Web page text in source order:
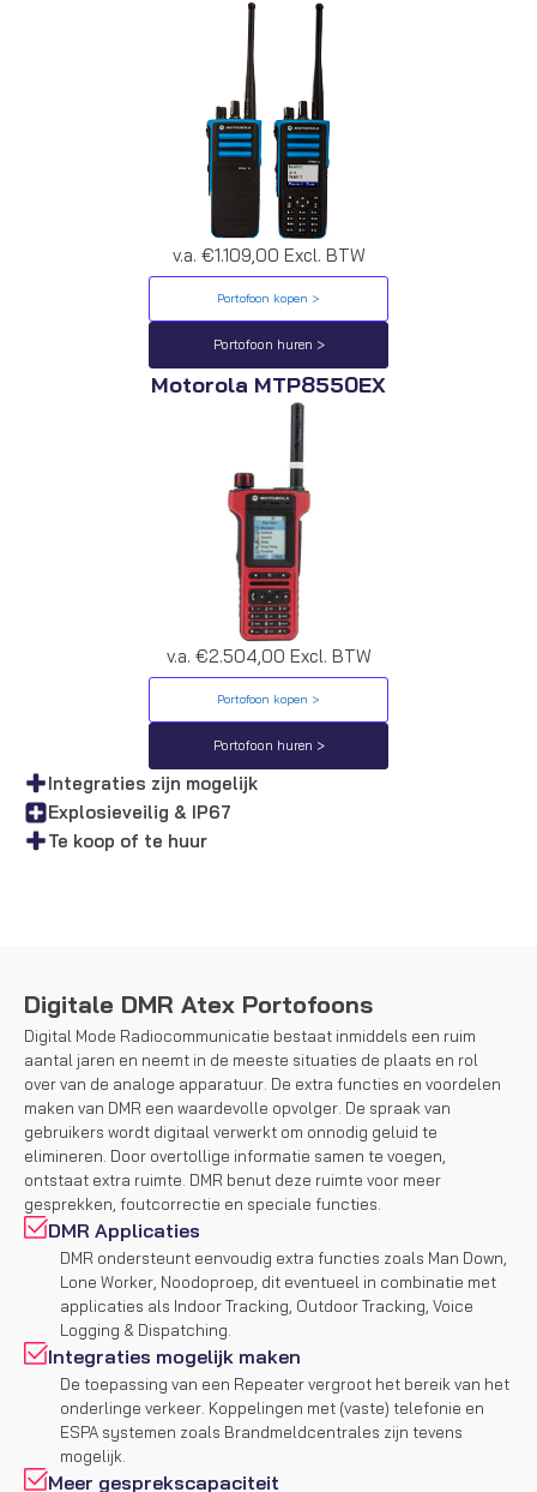
v.a. €1.109,00 Excl. BTW
Portofoon kopen >
Portofoon huren >
Motorola MTP8550EX
v.a. €2.504,00 Excl. BTW
Portofoon kopen >
Portofoon huren >
Integraties zijn mogelijk
Explosieveilig & IP67
Te koop of te huur
Digitale DMR Atex Portofoons
Digital Mode Radiocommunicatie bestaat inmiddels een ruim
aantal jaren en neemt in de meeste situaties de plaats en rol
over van de analoge apparatuur. De extra functies en voordelen
maken van DMR een waardevolle opvolger. De spraak van
gebruikers wordt digitaal verwerkt om onnodig geluid te
elimineren. Door overtollige informatie samen te voegen,
ontstaat extra ruimte. DMR benut deze ruimte voor meer
gesprekken, foutcorrectie en speciale functies.
DMR Applicaties
DMR ondersteunt eenvoudig extra functies zoals Man Down,
Lone Worker, Noodoproep, dit eventueel in combinatie met
applicaties als Indoor Tracking, Outdoor Tracking, Voice
Logging & Dispatching.
Integraties mogelijk maken
De toepassing van een Repeater vergroot het bereik van het
onderlinge verkeer. Koppelingen met (vaste) telefonie en
ESPA systemen zoals Brandmeldcentrales zijn tevens
mogelijk.
Meer gesprekscapaciteit